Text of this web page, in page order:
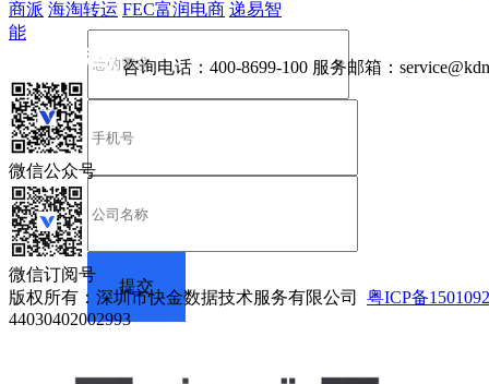
商派 海淘转运 FEC富润电商 递易智
能
咨询电话： 400-8699-100 服务邮箱：
微信公众号
微信订阅号
版权所有：深圳市快金数据技术服务有限公司 粤ICP备
44030402002993